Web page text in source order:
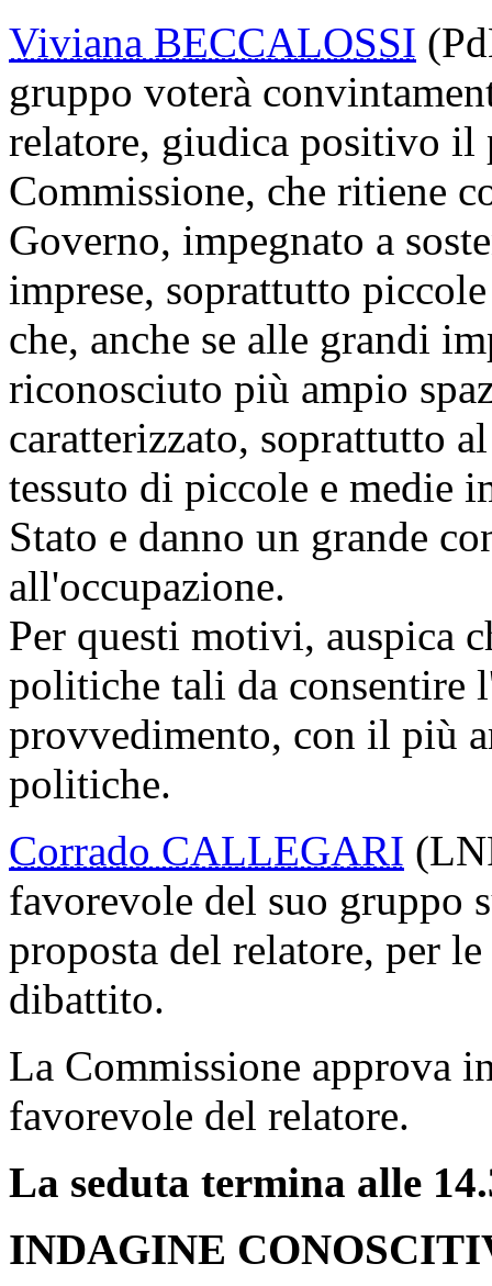
Viviana BECCALOSSI
gruppo voterà
relatore, giudica positivo il
Commissione, che ritiene
Governo, impegnato a
imprese, soprattutto
che, anche se alle grandi
riconosciuto più ampio
caratterizzato, soprattutto
tessuto di piccole e medie
Stato e danno un grande
all'occupazione.
Per questi motivi, auspica
politiche tali da consentire
provvedimento, con il più
politiche.
Corrado CALLEGARI
favorevole del suo gruppo
proposta del relatore, per
dibattito.
La Commissione approva
favorevole del relatore.
La seduta termina alle
INDAGINE